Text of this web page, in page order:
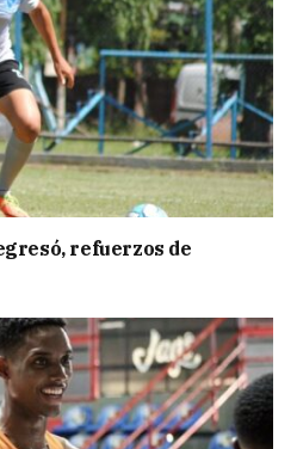
refuerzos de